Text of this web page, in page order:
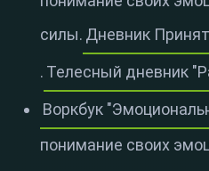
силы. Дневник
. Телесный дневник
Воркбук
понимание своих